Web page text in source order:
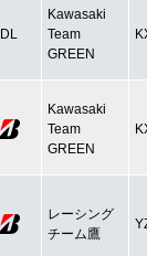
DL
Kawasaki
Team
GREEN
Kawasaki
Team
GREEN
レーシング
チーム鷹